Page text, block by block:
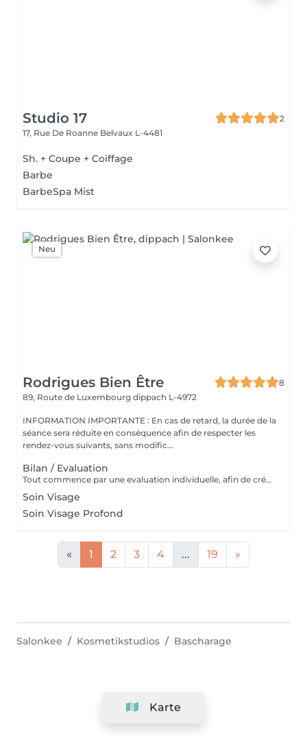
Studio 17
2
17, Rue De Roanne Belvaux L-4481
Sh. + Coupe + Coiffage
Barbe
BarbeSpa Mist
Neu
Rodrigues Bien Être
8
89, Route de Luxembourg dippach L-4972
INFORMATION IMPORTANTE : En cas de retard, la durée de la
séance sera réduite en conséquence afin de respecter les
rendez-vous suivants, sans modific...
Bilan / Evaluation
Tout commence par une evaluation individuelle, afin de créer un accompagnement unique axé sur le confort, l'estimede soi et la qualité de vie.
Soin Visage
Soin Visage Profond
« 1 2 3 4 ... 19 »
Karte
Salonkee Kosmetikstudios Bascharage